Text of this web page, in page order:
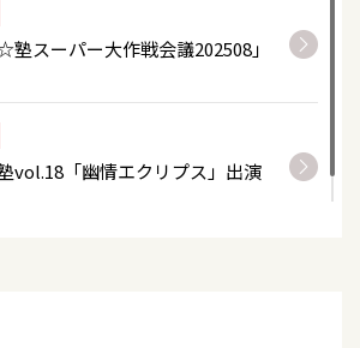
塾スーパー大作戦会議202508」
vol.18「幽情エクリプス」出演